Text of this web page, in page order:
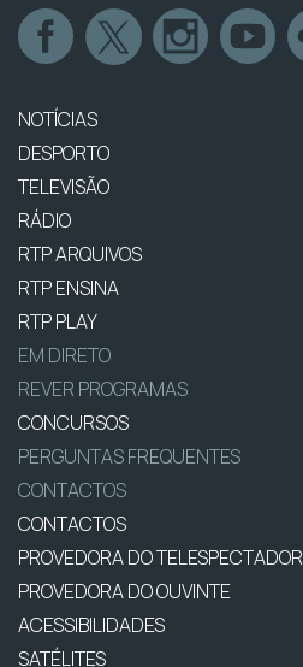
NOTÍCIAS
DESPORTO
TELEVISÃO
RÁDIO
RTP ARQUIVOS
RTP ENSINA
RTP PLAY
EM DIRETO
REVER PROGRAMAS
CONCURSOS
PERGUNTAS FREQUENTES
CONTACTOS
CONTACTOS
PROVEDORA DO TELESPECTADOR
PROVEDORA DO OUVINTE
ACESSIBILIDADES
SATÉLITES